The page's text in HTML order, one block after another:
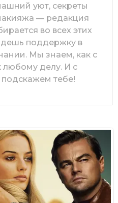
уют, секреты
— редакция
во всех этих
поддержку в
Мы знаем, как с
делу. И с
тебе!